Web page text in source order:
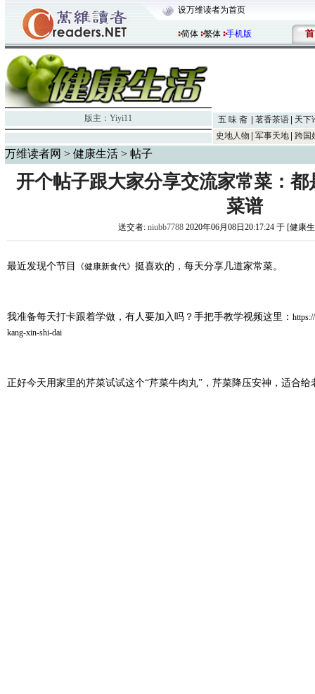
设万维读者为首页
简体 繁体 手机版 首
版主： Yiyi11 五 味 斋 茗香茶语
天下
史地人物
军事天地 跨国
万维读者网 > 健康生活 > 帖子
开个帖子跟大家分享交流家常菜：
菜谱
送交者: niubb7788 2020年06月08日20:17:24 于 [健康
最近发现个节目 《健康新食代》 挺喜欢的，每天分享几道家常菜。
我准备每天打卡跟着学做，有人要加入吗？手把手教学视频这里：
kang-xin-shi-dai
正好今天用家里的芹菜试试这个“芹菜牛肉丸”，芹菜降压安神，适合给